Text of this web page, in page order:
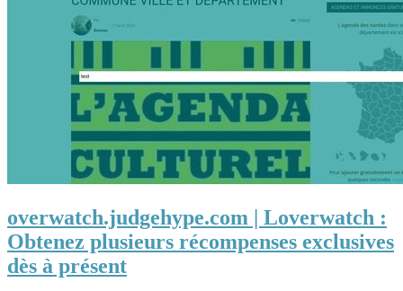
overwatch.judgehype.com | Loverwatch :
Obtenez plusieurs récompenses exclusives
dès à présent